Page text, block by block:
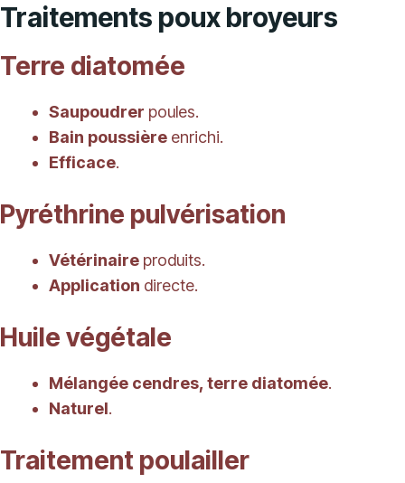
Traitements poux broyeurs
Terre diatomée
Saupoudrer poules.
Bain poussière enrichi.
Efficace.
Pyréthrine pulvérisation
Vétérinaire produits.
Application directe.
Huile végétale
Mélangée cendres, terre diatomée.
Naturel.
Traitement poulailler